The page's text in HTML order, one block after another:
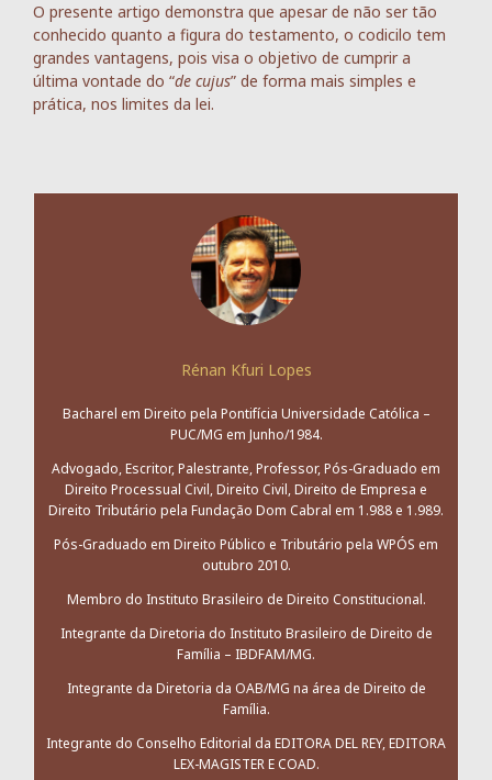
O presente artigo demonstra que apesar de não ser tão
conhecido quanto a figura do testamento, o codicilo tem
grandes vantagens, pois visa o objetivo de cumprir a
última vontade do “de cujus” de forma mais simples e
prática, nos limites da lei.
Rénan Kfuri Lopes
Bacharel em Direito pela Pontifícia Universidade Católica –
PUC/MG em Junho/1984.
Advogado, Escritor, Palestrante, Professor, Pós-Graduado em
Direito Processual Civil, Direito Civil, Direito de Empresa e
Direito Tributário pela Fundação Dom Cabral em 1.988 e 1.989.
Pós-Graduado em Direito Público e Tributário pela WPÓS em
outubro 2010.
Membro do Instituto Brasileiro de Direito Constitucional.
Integrante da Diretoria do Instituto Brasileiro de Direito de
Família – IBDFAM/MG.
Integrante da Diretoria da OAB/MG na área de Direito de
Família.
Integrante do Conselho Editorial da EDITORA DEL REY, EDITORA
LEX-MAGISTER E COAD.